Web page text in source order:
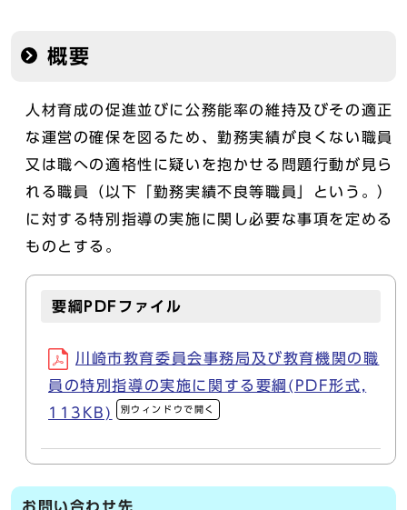
概要
人材育成の促進並びに公務能率の維持及びその適正
な運営の確保を図るため、勤務実績が良くない職員
又は職への適格性に疑いを抱かせる問題行動が見ら
れる職員（以下「勤務実績不良等職員」という。）
に対する特別指導の実施に関し必要な事項を定める
ものとする。
要綱PDFファイル
川崎市教育委員会事務局及び教育機関の職
員の特別指導の実施に関する要綱(PDF形式,
113KB)
別ウィンドウで開く
お問い合わせ先